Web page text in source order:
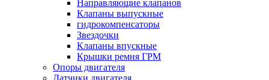
Направляющие клапанов
Клапаны выпускные
гидрокомпенсаторы
Звездочки
Клапаны впускные
Крышки ремня ГРМ
Опоры двигателя
Датчики двигателя